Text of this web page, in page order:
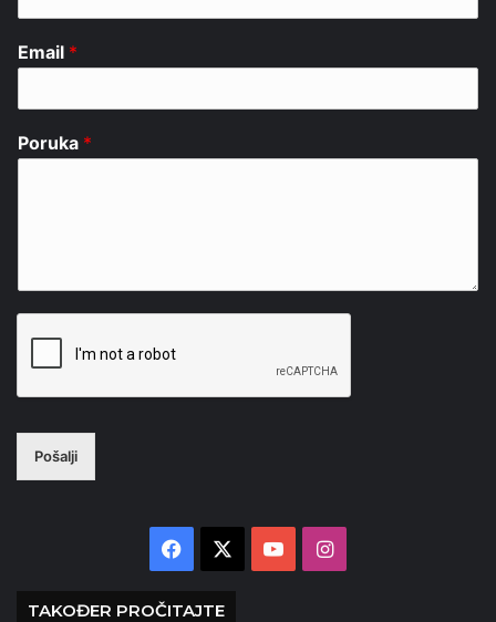
Email *
Poruka *
Pošalji
Facebook YouTubeInstagram
TAKOĐER PROČITAJTE